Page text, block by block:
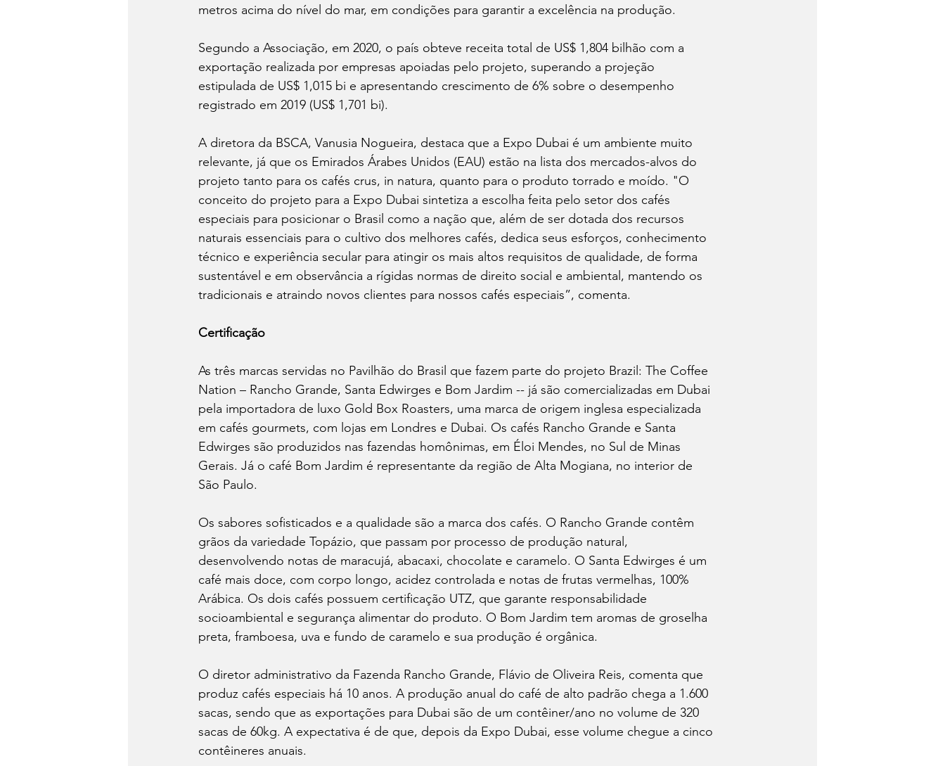
metros acima do nível do mar, em condições para garantir a excelência na produção.
Segundo a Associação, em 2020, o país obteve receita total de US$ 1,804 bilhão com a
exportação realizada por empresas apoiadas pelo projeto, superando a projeção
estipulada de US$ 1,015 bi e apresentando crescimento de 6% sobre o desempenho
registrado em 2019 (US$ 1,701 bi).
A diretora da BSCA, Vanusia Nogueira, destaca que a Expo Dubai é um ambiente muito
relevante, já que os Emirados Árabes Unidos (EAU) estão na lista dos mercados-alvos do
projeto tanto para os cafés crus, in natura, quanto para o produto torrado e moído. "O
conceito do projeto para a Expo Dubai sintetiza a escolha feita pelo setor dos cafés
especiais para posicionar o Brasil como a nação que, além de ser dotada dos recursos
naturais essenciais para o cultivo dos melhores cafés, dedica seus esforços, conhecimento
técnico e experiência secular para atingir os mais altos requisitos de qualidade, de forma
sustentável e em observância a rígidas normas de direito social e ambiental, mantendo os
tradicionais e atraindo novos clientes para nossos cafés especiais”, comenta.
Certificação
As três marcas servidas no Pavilhão do Brasil que fazem parte do projeto Brazil: The Coffee
Nation – Rancho Grande, Santa Edwirges e Bom Jardim -- já são comercializadas em Dubai
pela importadora de luxo Gold Box Roasters, uma marca de origem inglesa especializada
em cafés gourmets, com lojas em Londres e Dubai. Os cafés Rancho Grande e Santa
Edwirges são produzidos nas fazendas homônimas, em Éloi Mendes, no Sul de Minas
Gerais. Já o café Bom Jardim é representante da região de Alta Mogiana, no interior de
São Paulo.
Os sabores sofisticados e a qualidade são a marca dos cafés. O Rancho Grande contêm
grãos da variedade Topázio, que passam por processo de produção natural,
desenvolvendo notas de maracujá, abacaxi, chocolate e caramelo. O Santa Edwirges é um
café mais doce, com corpo longo, acidez controlada e notas de frutas vermelhas, 100%
Arábica. Os dois cafés possuem certificação UTZ, que garante responsabilidade
socioambiental e segurança alimentar do produto. O Bom Jardim tem aromas de groselha
preta, framboesa, uva e fundo de caramelo e sua produção é orgânica.
O diretor administrativo da Fazenda Rancho Grande, Flávio de Oliveira Reis, comenta que
produz cafés especiais há 10 anos. A produção anual do café de alto padrão chega a 1.600
sacas, sendo que as exportações para Dubai são de um contêiner/ano no volume de 320
sacas de 60kg. A expectativa é de que, depois da Expo Dubai, esse volume chegue a cinco
contêineres anuais.